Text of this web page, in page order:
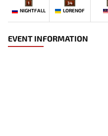
1
NIGHTFALL
34
LORENOF
EVENT INFORMATION